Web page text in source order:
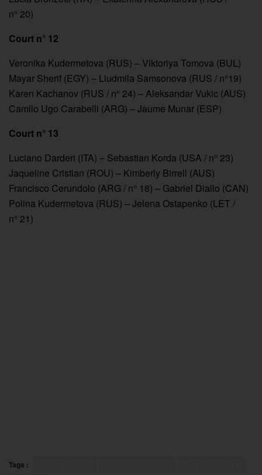
n° 20)
Court n° 12
Veronika Kudermetova (RUS) – Viktoriya Tomova (BUL)
Mayar Sherif (EGY) – Liudmila Samsonova (RUS / n°19)
Karen Kachanov (RUS / n° 24) – Aleksandar Vukic (AUS)
Camilo Ugo Carabelli (ARG) – Jaume Munar (ESP)
Court n° 13
Luciano Darderi (ITA) – Sebastian Korda (USA / n° 23)
Jaqueline Cristian (ROU) – Kimberly Birrell (AUS)
Francisco Cerundolo (ARG / n° 18) – Gabriel Diallo (CAN)
Polina Kudermetova (RUS) – Jelena Ostapenko (LET /
n° 21)
Tags :